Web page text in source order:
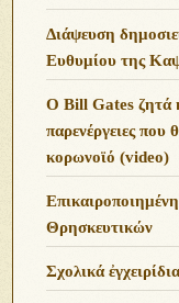
Διάψευση
Ευθυμίου της
O Bill Gates ζητά
παρενέργειες που
κορωνοϊό (video)
Θρησκευτικών
Σχολικά